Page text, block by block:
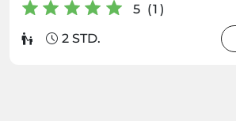
5 (1)
2 STD.